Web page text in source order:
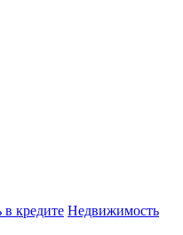
кредите Недвижимость